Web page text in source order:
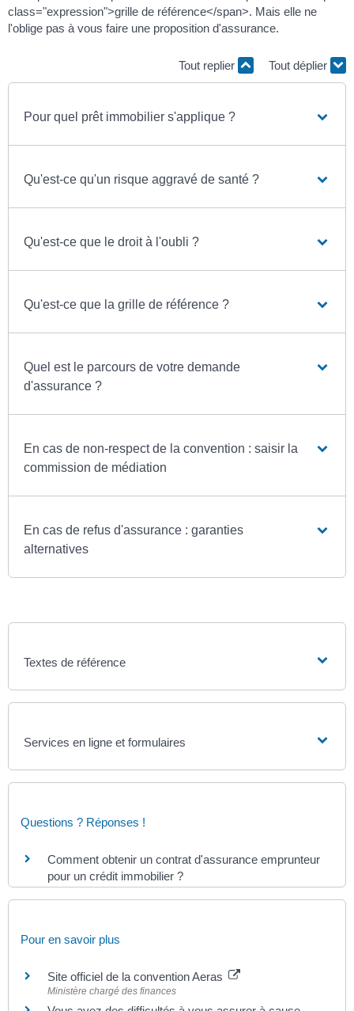
class="expression">grille de référence</span>. Mais elle ne
l'oblige pas à vous faire une proposition d'assurance.
Tout replier Tout déplier
Pour quel prêt immobilier s'applique ?
Qu'est-ce qu'un risque aggravé de santé ?
Qu'est-ce que le droit à l'oubli ?
Qu'est-ce que la grille de référence ?
Quel est le parcours de votre demande
d'assurance ?
En cas de non-respect de la convention : saisir la
commission de médiation
En cas de refus d'assurance : garanties
alternatives
Textes de référence
Services en ligne et formulaires
Questions ? Réponses !
Comment obtenir un contrat d'assurance emprunteur
pour un crédit immobilier ?
Pour en savoir plus
Site officiel de la convention Aeras
Ministère chargé des finances